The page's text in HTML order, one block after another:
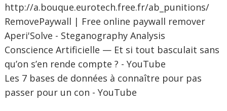
http://a.bouque.eurotech.free.fr/ab_punitions/
RemovePaywall | Free online paywall remover
Aperi'Solve - Steganography Analysis
Conscience Artificielle — Et si tout basculait sans
qu’on s’en rende compte ? - YouTube
Les 7 bases de données à connaître pour pas
passer pour un con - YouTube